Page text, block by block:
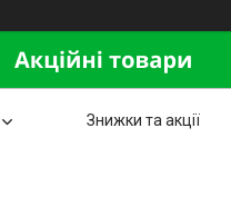
Знижки та акції